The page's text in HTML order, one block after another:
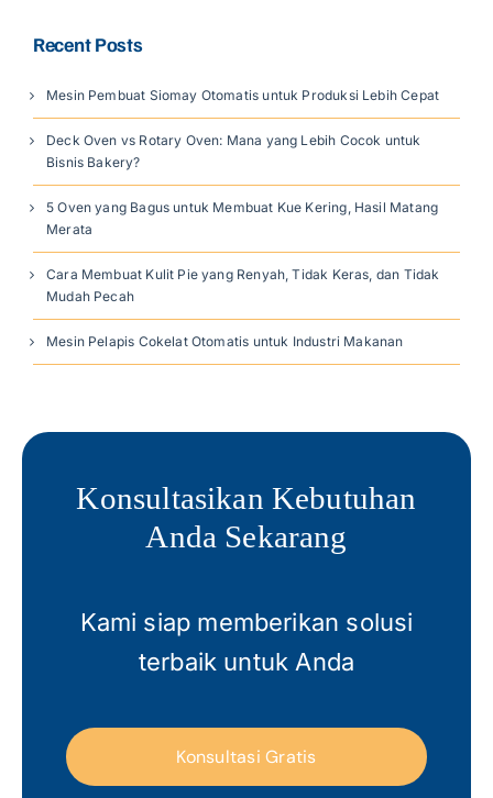
Recent Posts
Mesin Pembuat Siomay Otomatis untuk Produksi Lebih Cepat
Deck Oven vs Rotary Oven: Mana yang Lebih Cocok untuk
Bisnis Bakery?
5 Oven yang Bagus untuk Membuat Kue Kering, Hasil Matang
Merata
Cara Membuat Kulit Pie yang Renyah, Tidak Keras, dan Tidak
Mudah Pecah
Mesin Pelapis Cokelat Otomatis untuk Industri Makanan
Konsultasikan Kebutuhan
Anda Sekarang
Kami siap memberikan solusi
terbaik untuk Anda
Konsultasi Gratis